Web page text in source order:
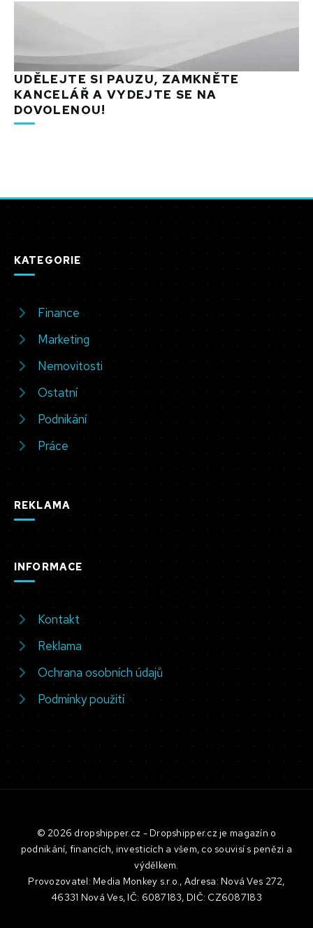
UDĚLEJTE SI PAUZU, ZAMKNĚTE
KANCELÁŘ A VYDEJTE SE NA
DOVOLENOU!
KATEGORIE
Finance
Marketing
Nemovitosti
Ostatní
Podnikání
Práce
REKLAMA
INFORMACE
Kontakt
Reklama
Ochrana osobních údajů
Podmínky použití
© 2026 dropshipper.cz - Dropshipper.cz je magazín o
podnikání, financích, investicích a všem, co souvisí s penězi a
výdělkem.
Provozovatel: Media Monkey s.r.o., Adresa: Nová Ves 272,
46331 Nová Ves, IČ: 6087183, DIČ: CZ6087183